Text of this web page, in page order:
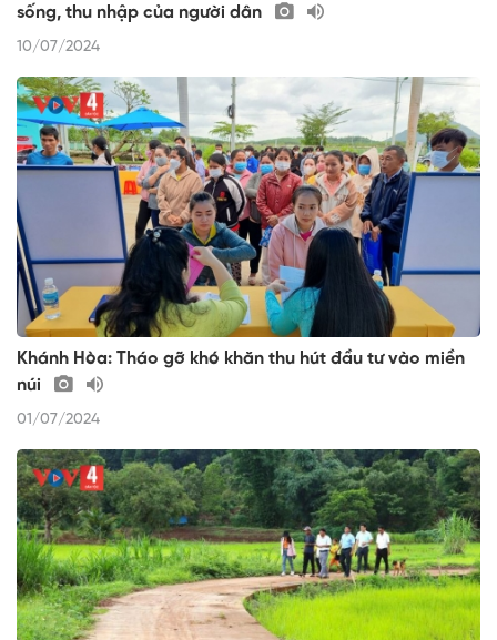
sống, thu nhập của người dân
10/07/2024
Khánh Hòa: Tháo gỡ khó khăn thu hút đầu tư vào miền
núi
01/07/2024